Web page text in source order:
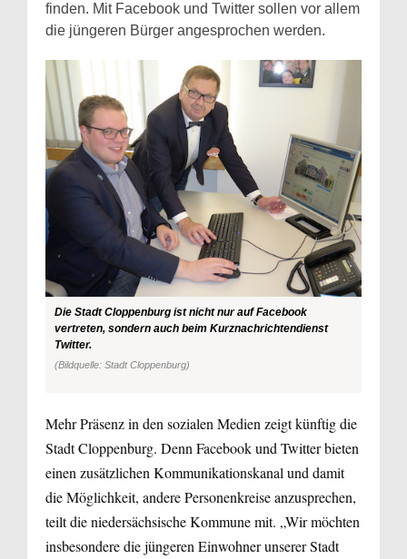
finden. Mit Facebook und Twitter sollen vor allem
die jüngeren Bürger angesprochen werden.
Die Stadt Cloppenburg ist nicht nur auf Facebook
vertreten, sondern auch beim Kurznachrichtendienst
Twitter.
(Bildquelle: Stadt Cloppenburg)
Mehr Präsenz in den sozialen Medien zeigt künftig die
Stadt Cloppenburg. Denn Facebook und Twitter bieten
einen zusätzlichen Kommunikationskanal und damit
die Möglichkeit, andere Personenkreise anzusprechen,
teilt die niedersächsische Kommune mit. „Wir möchten
insbesondere die jüngeren Einwohner unserer Stadt